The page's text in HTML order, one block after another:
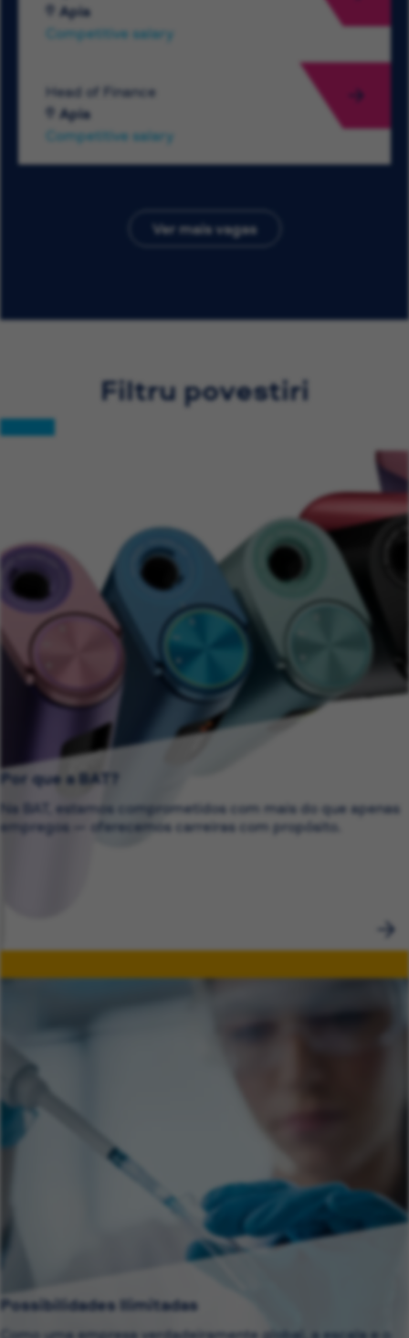
Apia
Competitive salary
Head of Finance
Apia
Competitive salary
Ver mais vagas
Filtru povestiri
Por que a BAT?
Na BAT, estamos comprometidos com mais do que apenas
empregos — oferecemos carreiras com propósito.
Possibilidades Ilimitadas